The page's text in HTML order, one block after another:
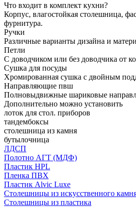
Что входит в комплект кухни?
Корпус, влагостойкая столешница,
фурнитура.
Ручки
Различные варианты дизайна и
Петли
С доводчиком или без доводчика от
Сушка для посуды
Хромированная сушка с двойным
Направляющие пвш
Полновыдвижные шариковые
Дополнительно можно установить
лоток для стол. приборов
тандембоксы
столешница из камня
бутылочница
ЛДСП
Полотно АГТ (МДФ)
Пластик HPL
Пленка ПВХ
Пластик Alvic Luxe
Столешницы из искусственного
Столешницы из пластика